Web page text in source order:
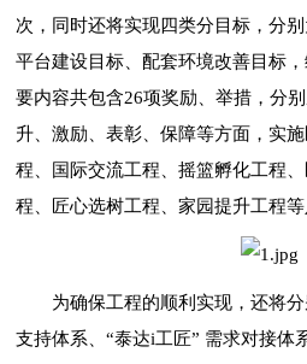
次，同时还将实现四类分目标，分
平台建设目标、配套环境改善目标
要内容共包含26项奖励、举措，分
升、激励、表彰、保障等方面，实
程、国际交流工程、摇篮孵化工程
程、匠心选树工程、家园提升工程等
为确保工程的顺利实现，还将分
支持体系、“泰达i工匠” 需求对接体